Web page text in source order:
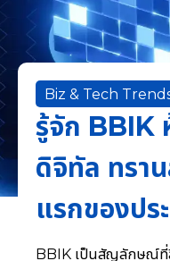
Biz & Tech
รู้จัก BBIK
ดิจิทัล ทรา
แรกของปร
BBIK เป็นสัญลักษณ์ที่สื่